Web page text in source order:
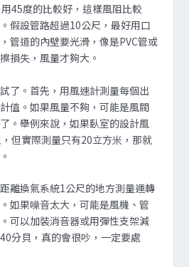
45度的比較好，這樣風阻比較
假設管路超過10公尺，最好用口
管道的內壁要光滑，像是PVC管或
損失，風量才夠大。
了。首先，用風速計測量每個出
值。如果風量不夠，可能是風閥
。舉例來說，如果臥室的設計風
但實際測量只有20立方米，那就
離換氣系統1公尺的地方測量運轉
如果噪音太大，可能是風機、管
可以加裝消音器或用彈性支架減
分貝，真的會很吵，一定要處